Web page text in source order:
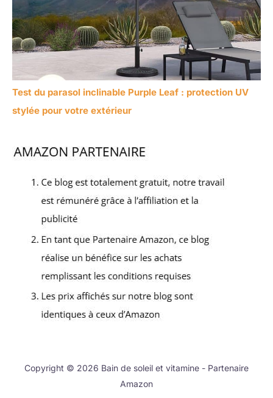
Test du parasol inclinable Purple Leaf : protection UV
stylée pour votre extérieur
Copyright © 2026 Bain de soleil et vitamine - Partenaire
Amazon